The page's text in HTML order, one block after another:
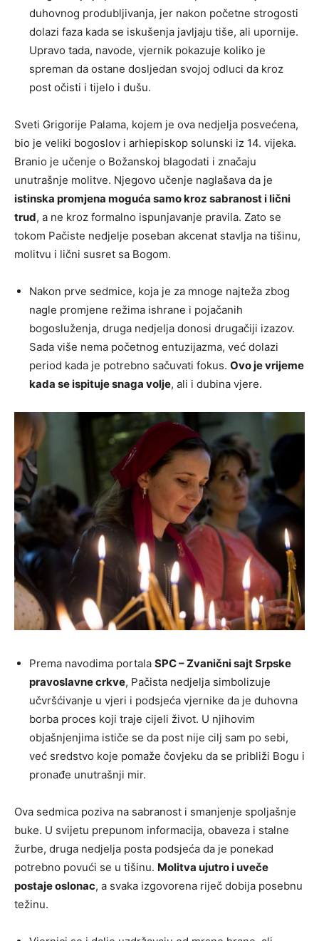
duhovnog produbljivanja, jer nakon početne strogosti
dolazi faza kada se iskušenja javljaju tiše, ali upornije.
Upravo tada, navode, vjernik pokazuje koliko je
spreman da ostane dosljedan svojoj odluci da kroz
post očisti i tijelo i dušu.
Sveti Grigorije Palama, kojem je ova nedjelja posvećena,
bio je veliki bogoslov i arhiepiskop solunski iz 14. vijeka.
Branio je učenje o Božanskoj blagodati i značaju
unutrašnje molitve. Njegovo učenje naglašava da je
istinska promjena moguća samo kroz sabranost i lični
trud, a ne kroz formalno ispunjavanje pravila. Zato se
tokom Pačiste nedjelje poseban akcenat stavlja na tišinu,
molitvu i lični susret sa Bogom.
Nakon prve sedmice, koja je za mnoge najteža zbog
nagle promjene režima ishrane i pojačanih
bogosluženja, druga nedjelja donosi drugačiji izazov.
Sada više nema početnog entuzijazma, već dolazi
period kada je potrebno sačuvati fokus. Ovo je vrijeme
kada se ispituje snaga volje, ali i dubina vjere.
Prema navodima portala SPC – Zvanični sajt Srpske
pravoslavne crkve, Pačista nedjelja simbolizuje
učvršćivanje u vjeri i podsjeća vjernike da je duhovna
borba proces koji traje cijeli život. U njihovim
objašnjenjima ističe se da post nije cilj sam po sebi,
već sredstvo koje pomaže čovjeku da se približi Bogu i
pronađe unutrašnji mir.
Ova sedmica poziva na sabranost i smanjenje spoljašnje
buke. U svijetu prepunom informacija, obaveza i stalne
žurbe, druga nedjelja posta podsjeća da je ponekad
potrebno povući se u tišinu. Molitva ujutro i uveče
postaje oslonac, a svaka izgovorena riječ dobija posebnu
težinu.